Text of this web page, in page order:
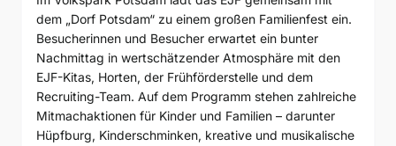
dem „Dorf Potsdam“ zu einem großen Familienfest ein.
Besucherinnen und Besucher erwartet ein bunter
Nachmittag in wertschätzender Atmosphäre mit den
EJF-Kitas, Horten, der Frühförderstelle und dem
Recruiting-Team. Auf dem Programm stehen zahlreiche
Mitmachaktionen für Kinder und Familien – darunter
Hüpfburg, Kinderschminken, kreative und musikalische